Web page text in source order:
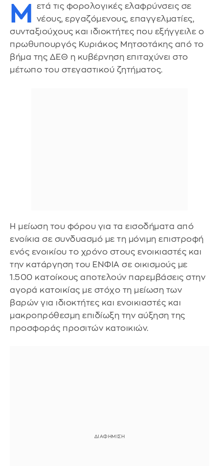
Μ
ετά τις φορολογικές ελαφρύνσεις σε
νέους, εργαζόμενους, επαγγελματίες,
συνταξιούχους και ιδιοκτήτες που εξήγγειλε ο
πρωθυπουργός Κυριάκος Μητσοτάκης από το
βήμα της ΔΕΘ η κυβέρνηση επιταχύνει στο
μέτωπο του στεγαστικού ζητήματος.
Η μείωση του φόρου για τα εισοδήματα από
ενοίκια σε συνδυασμό με τη μόνιμη επιστροφή
ενός ενοικίου το χρόνο στους ενοικιαστές και
την κατάργηση του ΕΝΦΙΑ σε οικισμούς με
1.500 κατοίκους αποτελούν παρεμβάσεις στην
αγορά κατοικίας με στόχο τη μείωση των
βαρών για ιδιοκτήτες και ενοικιαστές και
μακροπρόθεσμη επιδίωξη την αύξηση της
προσφοράς προσιτών κατοικιών.